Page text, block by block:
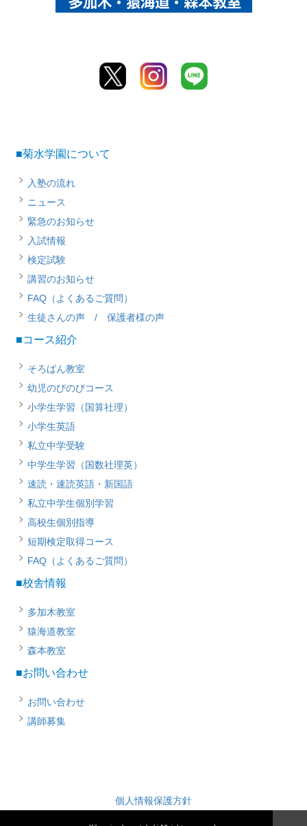
■菊水学園について
入塾の流れ
ニュース
緊急のお知らせ
入試情報
検定試験
講習のお知らせ
FAQ（よくあるご質問）
生徒さんの声 / 保護者様の声
■コース紹介
そろばん教室
幼児のびのびコース
小学生学習（国算社理）
小学生英語
私立中学受験
中学生学習（国数社理英）
速読・速読英語・新国語
私立中学生個別学習
高校生個別指導
短期検定取得コース
FAQ（よくあるご質問）
■校舎情報
多加木教室
猿海道教室
森本教室
■お問い合わせ
お問い合わせ
講師募集
個人情報保護方針